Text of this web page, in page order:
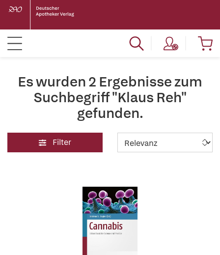
Es wurden 2 Ergebnisse zum
Suchbegriff "Klaus Reh"
gefunden.
Filter